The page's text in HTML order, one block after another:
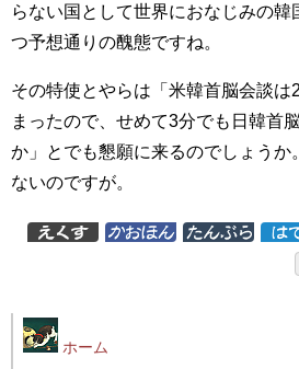
らない国として世界におなじみの
つ予想通りの醜態ですね。
その特使とやらは「米韓首脳会談は
まったので、せめて3分でも日韓首
か」とでも懇願に来るのでしょうか
ないのですが。
ホーム